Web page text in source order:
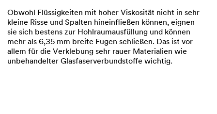
Obwohl Flüssigkeiten mit hoher Viskosität nicht in sehr
kleine Risse und Spalten hineinfließen können, eignen
sie sich bestens zur Hohlraumausfüllung und können
mehr als 6,35 mm breite Fugen schließen. Das ist vor
allem für die Verklebung sehr rauer Materialien wie
unbehandelter Glasfaserverbundstoffe wichtig.